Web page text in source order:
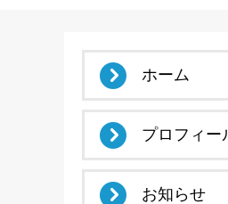
ホーム
プロフィー
お知らせ